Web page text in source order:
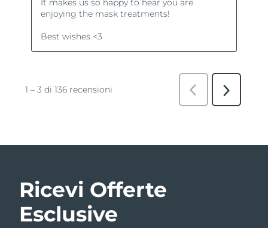
Ricevi Offerte
Esclusive